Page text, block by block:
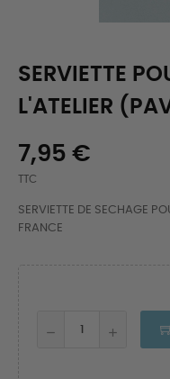
SERVIETTE
L'ATELIER
7,95 €
TTC
SERVIETTE DE SECHAGE
FRANCE